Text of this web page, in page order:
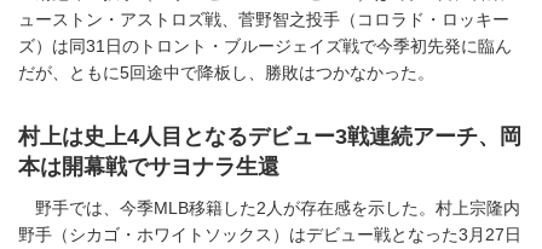
ューストン・アストロズ戦、菅野智之投手（コロラド・ロッキー
ズ）は同31日のトロント・ブルージェイズ戦で今季初先発に臨ん
だが、ともに5回途中で降板し、勝敗はつかなかった。
村上は史上4人目となるデビュー3戦連続アーチ、岡
本は開幕戦でサヨナラ生還
野手では、今季MLB移籍した2人が存在感を示した。村上宗隆内
野手（シカゴ・ホワイトソックス）はデビュー戦となった3月27日